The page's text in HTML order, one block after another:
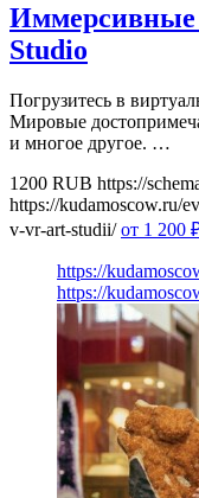
Studio
Погрузитесь в
Мировые
и многое другое. …
1200 RUB https://
https://kudamoscow.ru/
v-vr-art-studii/ от 1 200
https://
https://